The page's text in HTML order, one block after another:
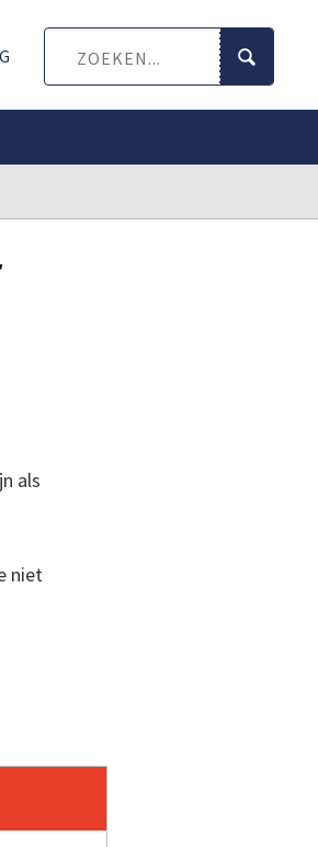
als
niet